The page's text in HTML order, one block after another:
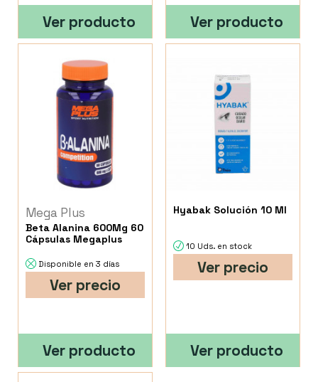
Ver producto Ver producto
Mega Plus
Beta Alanina 600Mg 60
Cápsulas Megaplus
Disponible en 3 días
Ver precio
Ver producto
Hyabak Solución 10 Ml
10 Uds. en stock
Ver precio
Ver producto